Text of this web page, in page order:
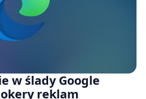
w ślady Google
reklam